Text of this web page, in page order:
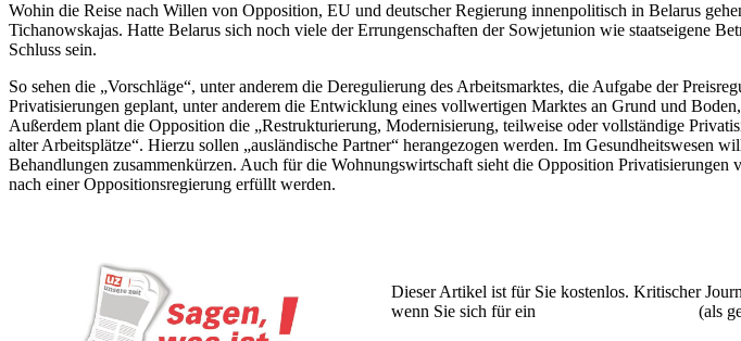
Wohin die Reise nach Willen von Opposition, EU und deutscher Regierung innenpolitisch in Belarus
Tichanowskajas. Hatte Belarus sich noch viele der Errungenschaften der Sowjetunion wie staatseigene
Schluss sein.
So sehen die „Vorschläge“, unter anderem die Deregulierung des Arbeitsmarktes, die Aufgabe der
Privatisierungen geplant, unter anderem die Entwicklung eines vollwertigen Marktes an Grund und
Außerdem plant die Opposition die „Restrukturierung, Modernisierung, teilweise oder vollständige
alter Arbeitsplätze“. Hierzu sollen „ausländische Partner“ herangezogen werden. Im Gesundheitswesen
Behandlungen zusammenkürzen. Auch für die Wohnungswirtschaft sieht die Opposition
nach einer Oppositionsregierung erfüllt werden.
Dieser Artikel ist für Sie kostenlos. Kritischer
wenn Sie sich für ein
(als